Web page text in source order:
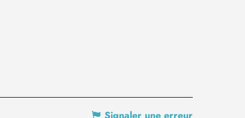
Signaler une erreur